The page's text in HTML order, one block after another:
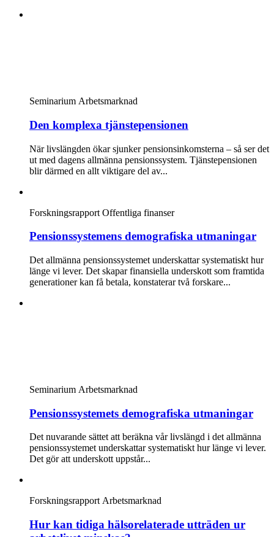
Seminarium Arbetsmarknad
Den komplexa tjänstepensionen
När livslängden ökar sjunker pensionsinkomsterna – så ser det
ut med dagens allmänna pensionssystem. Tjänstepensionen
blir därmed en allt viktigare del av...
Forskningsrapport Offentliga finanser
Pensionssystemens demografiska utmaningar
Det allmänna pensionssystemet underskattar systematiskt hur
länge vi lever. Det skapar finansiella underskott som framtida
generationer kan få betala, konstaterar två forskare...
Seminarium Arbetsmarknad
Pensionssystemets demografiska utmaningar
Det nuvarande sättet att beräkna vår livslängd i det allmänna
pensionssystemet underskattar systematiskt hur länge vi lever.
Det gör att underskott uppstår...
Forskningsrapport Arbetsmarknad
Hur kan tidiga hälsorelaterade utträden ur